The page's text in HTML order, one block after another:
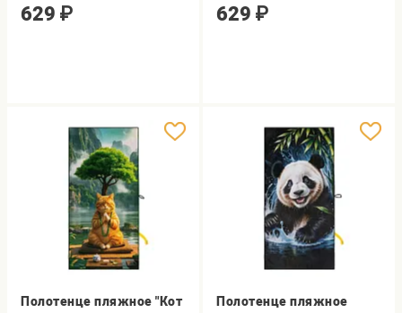
629 ₽ 629 ₽
Полотенце пляжное "Кот
Полотенце пляжное